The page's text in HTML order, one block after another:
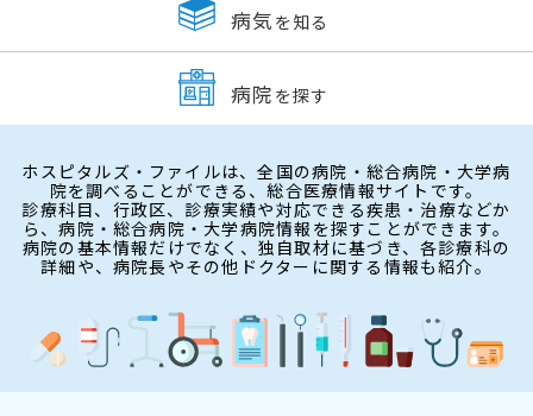
病気 を知る
病院 を探す
ホスピタルズ・ファイルは、全国の病院・総合病院・大学病
院を調べることができる、総合医療情報サイトです。
診療科目、行政区、診療実績や対応できる疾患・治療などか
ら、病院・総合病院・大学病院情報を探すことができます。
病院の基本情報だけでなく、独自取材に基づき、各診療科の
詳細や、病院長やその他ドクターに関する情報も紹介。